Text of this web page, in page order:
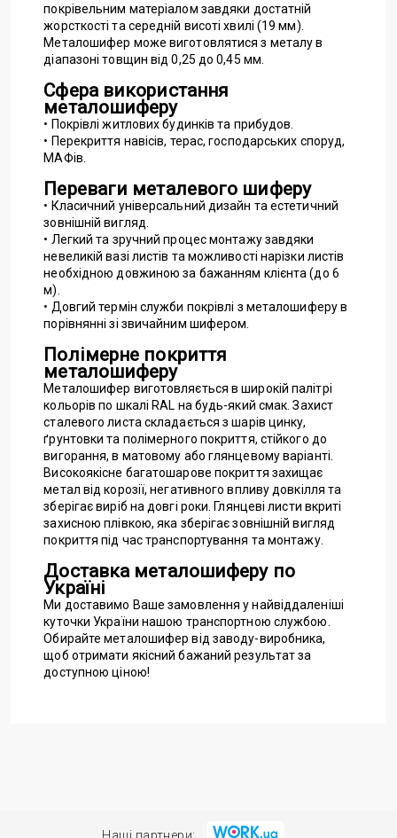
покрівельним матеріалом завдяки достатній
жорсткості та середній висоті хвилі (19 мм).
Металошифер може виготовлятися з металу в
діапазоні товщин від 0,25 до 0,45 мм.
Сфера використання
металошиферу
• Покрівлі житлових будинків та прибудов.
• Перекриття навісів, терас, господарських споруд,
МАФів.
Переваги металевого шиферу
• Класичний універсальний дизайн та естетичний
зовнішній вигляд.
• Легкий та зручний процес монтажу завдяки
невеликій вазі листів та можливості нарізки листів
необхідною довжиною за бажанням клієнта (до 6
м).
• Довгий термін служби покрівлі з металошиферу в
порівнянні зі звичайним шифером.
Полімерне покриття
металошиферу
Металошифер виготовляється в широкій палітрі
кольорів по шкалі RAL на будь-який смак. Захист
сталевого листа складається з шарів цинку,
ґрунтовки та полімерного покриття, стійкого до
вигорання, в матовому або глянцевому варіанті.
Високоякісне багатошарове покриття захищає
метал від корозії, негативного впливу довкілля та
зберігає виріб на довгі роки. Глянцеві листи вкриті
захисною плівкою, яка зберігає зовнішній вигляд
покриття під час транспортування та монтажу.
Доставка металошиферу по
Україні
Ми доставимо Ваше замовлення у найвіддаленіші
куточки України нашою транспортною службою.
Обирайте металошифер від заводу-виробника,
щоб отримати якісний бажаний результат за
доступною ціною!
Наші партнери: